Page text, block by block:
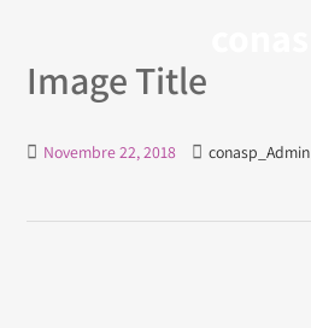
Image Title
Novembre 22, 2018 conasp_Admin